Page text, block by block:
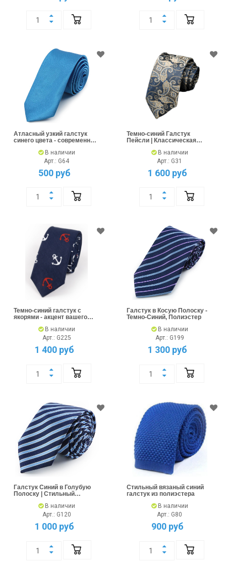
Атласный узкий галстук
синего цвета - современный
В наличии
Арт.: G64
500 руб
Темно-синий Галстук
Пейсли | Классическая
В наличии
Арт.: G31
1 600 руб
Темно-синий галстук с
якорями - акцент вашего
В наличии
Арт.: G225
1 400 руб
Галстук в Косую Полоску -
Темно-Синий, Полиэстер
В наличии
Арт.: G199
1 300 руб
Галстук Синий в Голубую
Полоску | Стильный
В наличии
Арт.: G120
1 000 руб
Стильный вязаный синий
галстук из полиэстера
В наличии
Арт.: G80
900 руб